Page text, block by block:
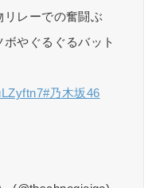
レーでの奮闘ぶ
やぐるぐるバット
#乃木坂46